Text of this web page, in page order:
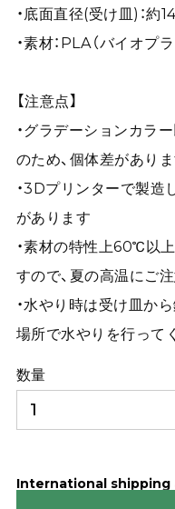
・底面直径(受け皿)：約
・素材：PLA（バイオプ
【注意点】
・グラデーションカラ
のため、個体差があり
・3Dプリンターで製
があります
・素材の特性上60℃以
すので、夏の高温にご
・水やり時は受け皿か
場所で水やりを行って
数量
International shipping